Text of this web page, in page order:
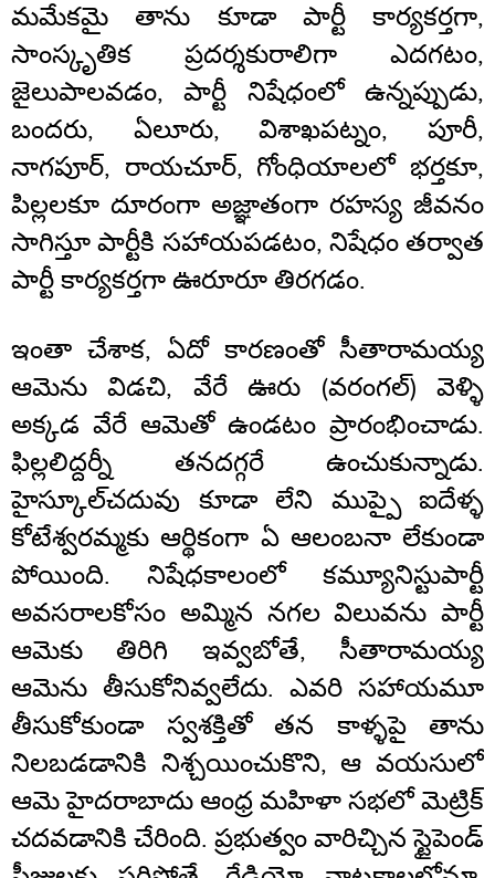
మమేకమై తాను కూడా పార్టీ కార్యకర్తగా,
సాంస్కృతిక ప్రదర్శకురాలిగా ఎదగటం,
జైలుపాలవడం, పార్టీ నిషేధంలో ఉన్నప్పుడు,
బందరు, ఏలూరు, విశాఖపట్నం, పూరీ,
నాగపూర్, రాయచూర్, గోంధియాలలో భర్తకూ,
పిల్లలకూ దూరంగా అజ్ఞాతంగా రహస్య జీవనం
సాగిస్తూ పార్టీకి సహాయపడటం, నిషేధం తర్వాత
పార్టీ కార్యకర్తగా ఊరూరూ తిరగడం.
ఇంతా చేశాక, ఏదో కారణంతో సీతారామయ్య
ఆమెను విడచి, వేరే ఊరు (వరంగల్) వెళ్ళి
అక్కడ వేరే ఆమెతో ఉండటం ప్రారంభించాడు.
ఫిల్లలిద్దర్నీ తనదగ్గరే ఉంచుకున్నాడు.
హైస్కూల్‌చదువు కూడా లేని ముప్పై ఐదేళ్ళ
కోటేశ్వరమ్మకు ఆర్థికంగా ఏ ఆలంబనా లేకుండా
పోయింది. నిషేధకాలంలో కమ్యూనిస్టుపార్టీ
అవసరాలకోసం అమ్మిన నగల విలువను పార్టీ
ఆమెకు తిరిగి ఇవ్వబోతే, సీతారామయ్య
ఆమెను తీసుకోనివ్వలేదు. ఎవరి సహాయమూ
తీసుకోకుండా స్వశక్తితో తన కాళ్ళపై తాను
నిలబడడానికి నిశ్చయించుకొని, ఆ వయసులో
ఆమె హైదరాబాదు ఆంధ్ర మహిళా సభలో మెట్రిక్
చదవడానికి చేరింది. ప్రభుత్వం వారిచ్చిన స్టైపెండ్